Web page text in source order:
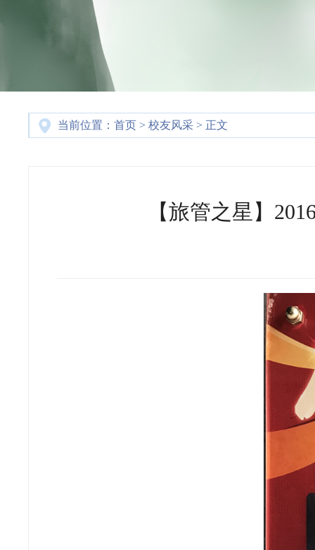
当前位置： 首页 > 校友风采 > 正文
【旅管之星】